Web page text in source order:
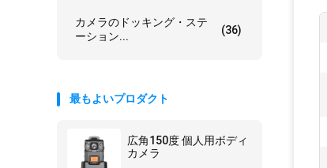
カメラのドッキング・ステ
ーション...
(36)
最もよいプロダクト
広角150度 個人用ボディ
カメラ